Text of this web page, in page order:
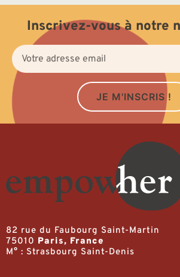
Inscrivez-vous à notre
JE M'INSCRIS !
82 rue du Faubourg Saint-Martin
75010 Paris, France
M° : Strasbourg Saint-Denis